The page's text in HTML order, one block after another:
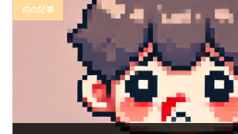
前の記事